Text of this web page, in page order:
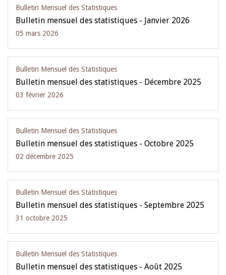
Bulletin Mensuel des Statistiques
Bulletin mensuel des statistiques - Janvier 2026
05 mars 2026
Bulletin Mensuel des Statistiques
Bulletin mensuel des statistiques - Décembre 2025
03 février 2026
Bulletin Mensuel des Statistiques
Bulletin mensuel des statistiques - Octobre 2025
02 décembre 2025
Bulletin Mensuel des Statistiques
Bulletin mensuel des statistiques - Septembre 2025
31 octobre 2025
Bulletin Mensuel des Statistiques
Bulletin mensuel des statistiques - Août 2025